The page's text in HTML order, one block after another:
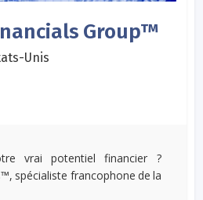
Group™
Unis
vrai potentiel financier ?
spécialiste francophone de la